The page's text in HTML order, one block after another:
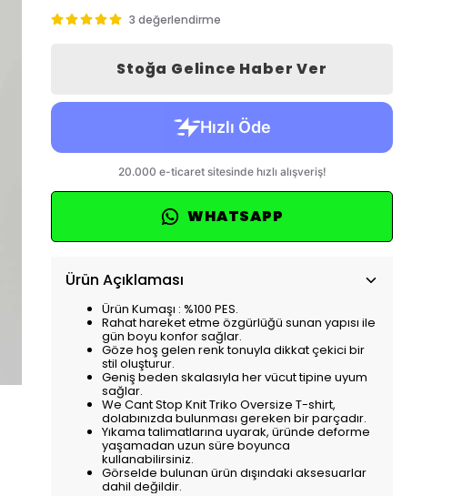
3 değerlendirme
Stoğa Gelince Haber Ver
WHATSAPP
Ürün Açıklaması
Ürün Kumaşı : %100 PES.
Rahat hareket etme özgürlüğü sunan yapısı ile
gün boyu konfor sağlar.
Göze hoş gelen renk tonuyla dikkat çekici bir
stil oluşturur.
Geniş beden skalasıyla her vücut tipine uyum
sağlar.
We Cant Stop Knit Triko Oversize T-shirt,
dolabınızda bulunması gereken bir parçadır.
Yıkama talimatlarına uyarak, üründe deforme
yaşamadan uzun süre boyunca
kullanabilirsiniz.
Görselde bulunan ürün dışındaki aksesuarlar
dahil değildir.